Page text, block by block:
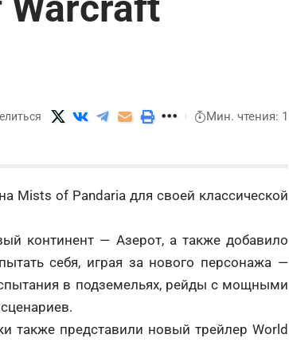
Мин. чтения: 1
Mists of Pandaria для своей классической
континент — Азерот, а также добавило
себя, играя за нового персонажа —
в подземельях, рейды с мощными
также представили новый трейлер World